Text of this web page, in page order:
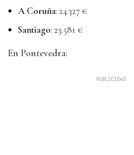
A Coruña: 24.327 €
Santiago: 23.581 €
En Pontevedra: